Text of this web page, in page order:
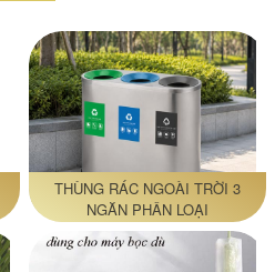
THÙNG RÁC NGOÀI TRỜI 3
NGĂN PHÂN LOẠI